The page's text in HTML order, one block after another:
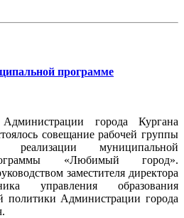
программе
города Кургана
совещание рабочей группы
реализации муниципальной
«Любимый город».
заместителя директора
управления образования
политики Администрации города